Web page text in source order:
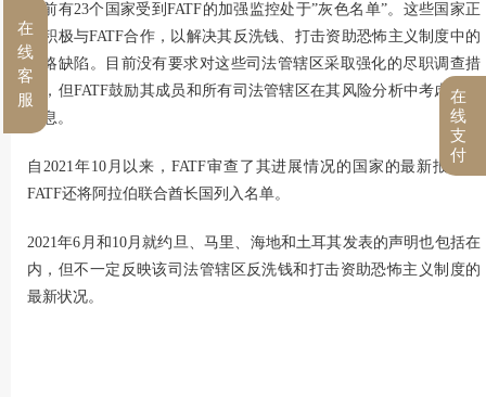
目前有23个国家受到FATF的加强监控处于”灰色名单”。这些国家正
在积极与FATF合作，以解决其反洗钱、打击资助恐怖主义制度中的
战略缺陷。目前没有要求对这些司法管辖区采取强化的尽职调查措
施，但FATF鼓励其成员和所有司法管辖区在其风险分析中考虑以下
信息。
自2021年10月以来，FATF审查了其进展情况的国家的最新报表，
FATF还将阿拉伯联合酋长国列入名单。
2021年6月和10月就约旦、马里、海地和土耳其发表的声明也包括在
内，但不一定反映该司法管辖区反洗钱和打击资助恐怖主义制度的
最新状况。
在
线
客
服
在
线
支
付